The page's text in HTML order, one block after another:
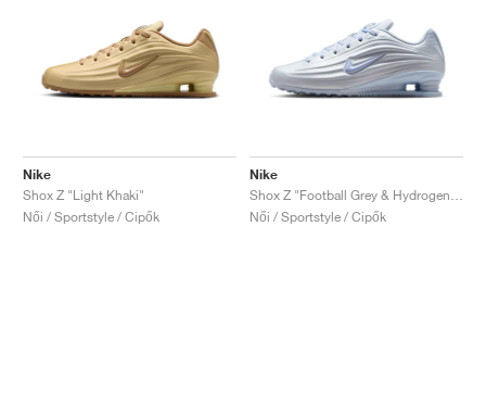
Nike
Shox Z "Light Khaki"
Női / Sportstyle / Cipők
Nike
Női / Sportstyle / Cipők